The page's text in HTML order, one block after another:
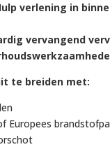
verlening in
vervangend
te breiden met:
Europees